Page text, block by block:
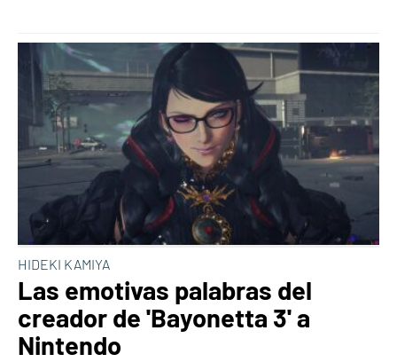
HIDEKI KAMIYA
Las emotivas palabras del
creador de 'Bayonetta 3' a
Nintendo